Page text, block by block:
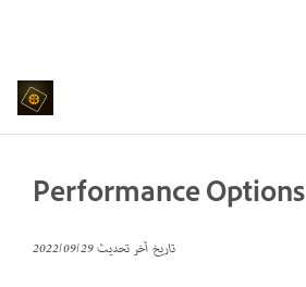
Performance Options
تاريخ آخر تحديث29‏/09‏/2022